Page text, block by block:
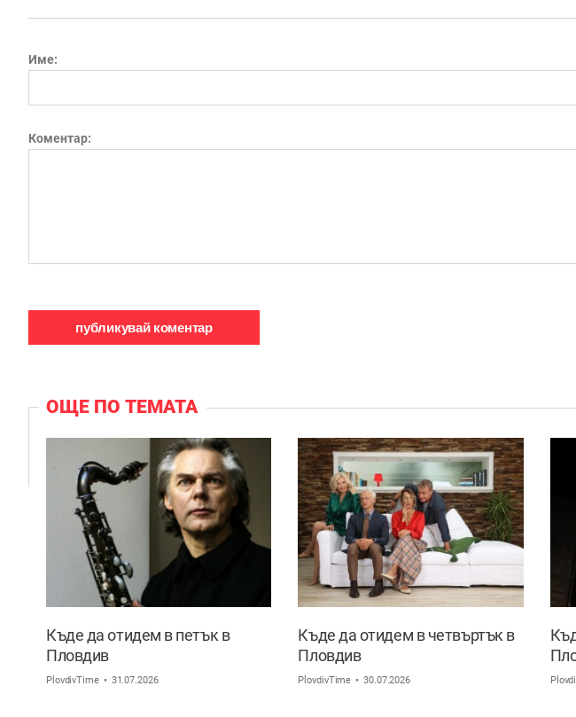
Име:
Коментар:
ОЩЕ ПО ТЕМАТА
Къде да отидем в петък в
Пловдив
PlovdivTime 31.07.2026
Къде да отидем в четвъртък в
Пловдив
PlovdivTime 30.07.2026